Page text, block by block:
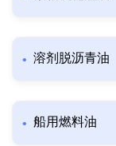
溶剂脱沥青油
船用燃料油